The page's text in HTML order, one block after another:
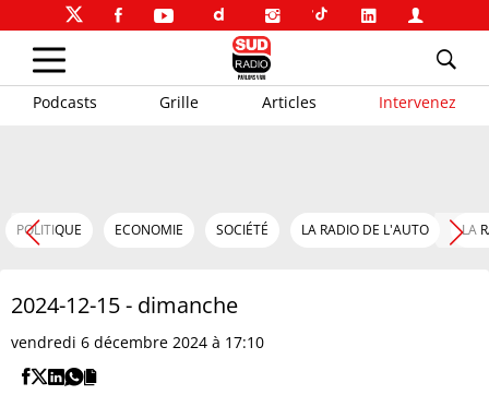
Podcasts Grille Articles Intervenez
POLITIQUE ECONOMIE SOCIÉTÉ LA RADIO DE L'AUTO LA
2024-12-15 - dimanche
vendredi 6 décembre 2024 à 17:10